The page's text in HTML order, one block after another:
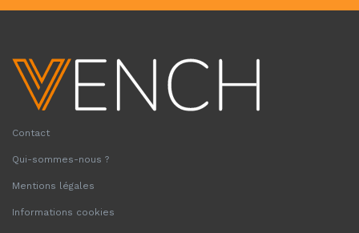
Contact
Qui-sommes-nous ?
Mentions légales
Informations cookies